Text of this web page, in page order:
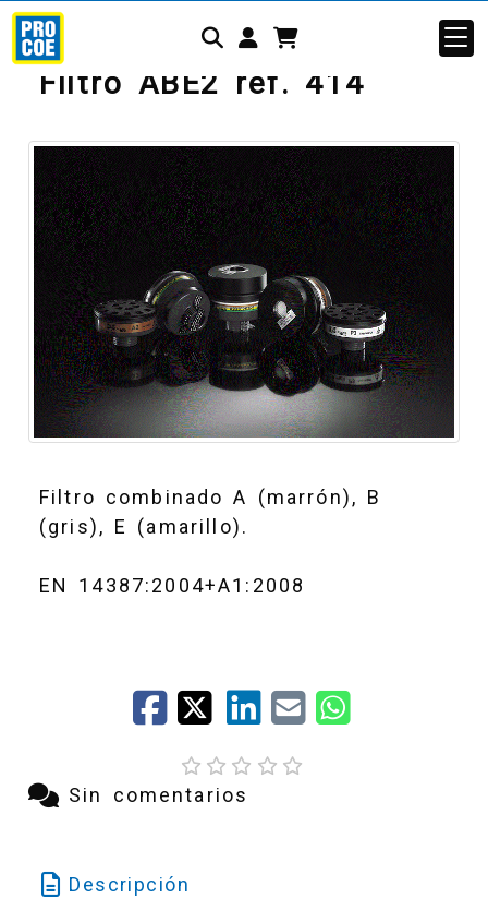
Identifícate
Filtro ABE2 ref. 414
Filtro combinado A (marrón), B
(gris), E (amarillo).
EN 14387:2004+A1:2008
Sin comentarios
Descripción